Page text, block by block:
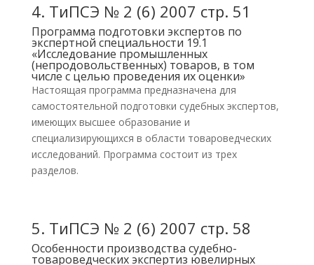
4. ТиПСЭ № 2 (6) 2007 стр. 51
Программа подготовки экспертов по
экспертной специальности 19.1
«Исследование промышленных
(непродовольственных) товаров, в том
числе с целью проведения их оценки»
Настоящая программа предназначена для
самостоятельной подготовки судебных экспертов,
имеющих высшее образование и
специализирующихся в области товароведческих
исследований. Программа состоит из трех
разделов.
5. ТиПСЭ № 2 (6) 2007 стр. 58
Особенности производства судебно-
товароведческих экспертиз ювелирных